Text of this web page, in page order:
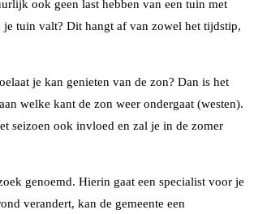
ook geen last hebben van een tuin met
tuin valt? Dit hangt af van zowel het tijdstip,
je kan genieten van de zon? Dan is het
welke kant de zon weer ondergaat (westen).
seizoen ook invloed en zal je in de zomer
genoemd. Hierin gaat een specialist voor je
verandert, kan de gemeente een